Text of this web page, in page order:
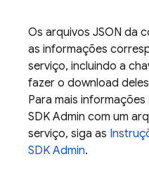
Os arquivos JSON da
as informações
serviço, incluindo a
fazer o download
Para mais
SDK Admin com um
serviço, siga as
SDK Admin.